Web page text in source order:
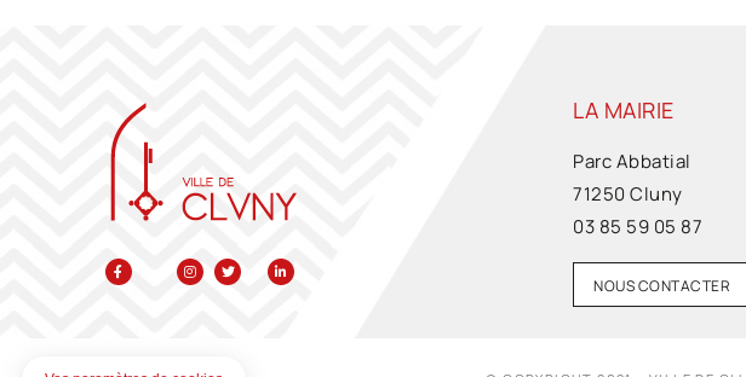
LA MAIRIE
Parc Abbatial
71250 Cluny
03 85 59 05 87
NOUS CONTACTER